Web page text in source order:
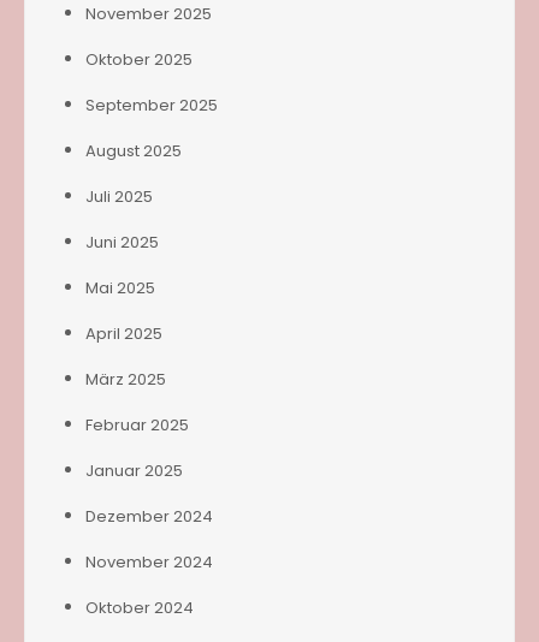
November 2025
Oktober 2025
September 2025
August 2025
Juli 2025
Juni 2025
Mai 2025
April 2025
März 2025
Februar 2025
Januar 2025
Dezember 2024
November 2024
Oktober 2024